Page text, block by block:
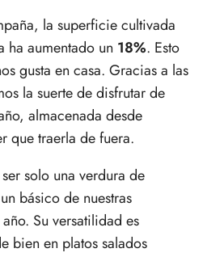
la superficie cultivada
ha aumentado un 18%. Esto
gusta en casa. Gracias a las
la suerte de disfrutar de
almacenada desde
que traerla de fuera.
solo una verdura de
básico de nuestras
Su versatilidad es
bien en platos salados